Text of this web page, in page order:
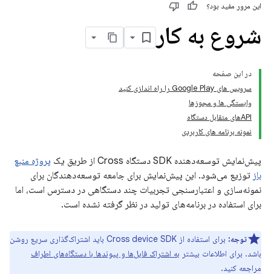
این مرور مفید بود؟
شروع به کار
در این صفحه
سرویس های Google Play را راه اندازی کنید
وابستگی ها و مجوزها
APIهای متقابل دستگاه
نمونه برنامه های کاربردی
پیش‌نمایش توسعه‌دهنده SDK دستگاه Cross از طریق یک
پروژه منبع
باز توزیع می‌شود. این پیش‌نمایش برای جامعه توسعه‌دهندگان برای
نمونه‌سازی و اعتبارسنجی تجربیات چند دستگاهی در دسترس است، اما
برای استفاده در برنامه‌های تولید در نظر گرفته نشده است.
توجه:
برای استفاده از Cross device SDK باید اشتراک‌گذاری سریع روشن
باشد. برای اطلاعات بیشتر به اشتراک فایل‌ها و پیوندها با دستگاه‌های اطراف
مراجعه کنید.